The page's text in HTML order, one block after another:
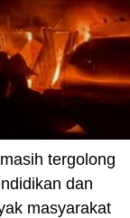
tergolong
dan
masyarakat